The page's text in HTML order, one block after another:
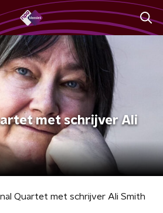
met schrijver Ali
Quartet met schrijver Ali Smith